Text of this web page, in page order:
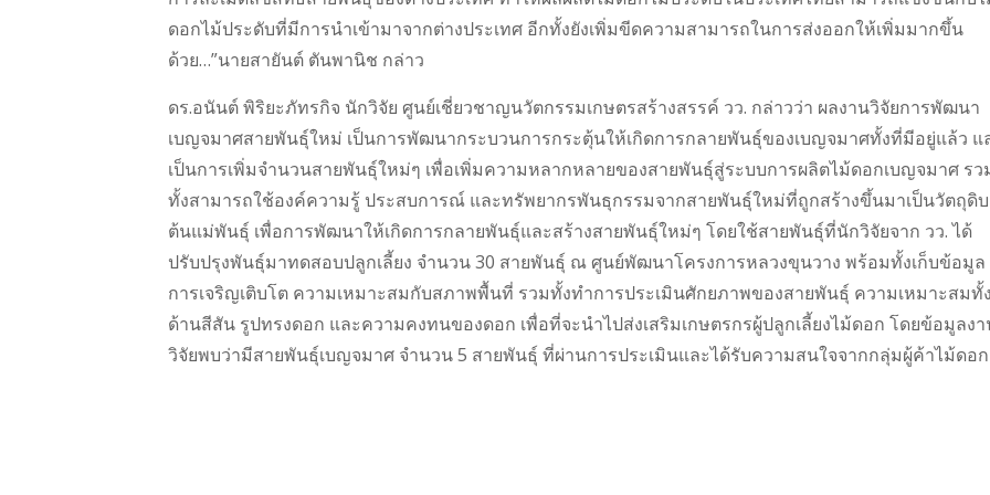
ดอกไม้ประดับที่มีการนำเข้ามาจากต่างประเทศ อีกทั้งยังเพิ่มขีดความสามารถในการส่งออกให้เพิ่มมากขึ้น
ด้วย…”นายสายันต์ ตันพานิช กล่าว
ดร.อนันต์ พิริยะภัทรกิจ นักวิจัย ศูนย์เชี่ยวชาญนวัตกรรมเกษตรสร้างสรรค์ วว. กล่าวว่า ผลงานวิจัยการพัฒนา
เบญจมาศสายพันธุ์ใหม่ เป็นการพัฒนากระบวนการกระตุ้นให้เกิดการกลายพันธุ์ของเบญจมาศทั้งที่มีอยู่แล้ว แ
เป็นการเพิ่มจำนวนสายพันธุ์ใหม่ๆ เพื่อเพิ่มความหลากหลายของสายพันธุ์สู่ระบบการผลิตไม้ดอกเบญจมาศ รว
ทั้งสามารถใช้องค์ความรู้ ประสบการณ์ และทรัพยากรพันธุกรรมจากสายพันธุ์ใหม่ที่ถูกสร้างขึ้นมาเป็นวัตถุดิบ
ต้นแม่พันธุ์ เพื่อการพัฒนาให้เกิดการกลายพันธุ์และสร้างสายพันธุ์ใหม่ๆ โดยใช้สายพันธุ์ที่นักวิจัยจาก วว. ได้
ปรับปรุงพันธุ์มาทดสอบปลูกเลี้ยง จำนวน 30 สายพันธุ์ ณ ศูนย์พัฒนาโครงการหลวงขุนวาง พร้อมทั้งเก็บข้อมูล
การเจริญเติบโต ความเหมาะสมกับสภาพพื้นที่ รวมทั้งทำการประเมินศักยภาพของสายพันธุ์ ความเหมาะสมทั้ง
ด้านสีสัน รูปทรงดอก และความคงทนของดอก เพื่อที่จะนำไปส่งเสริมเกษตรกรผู้ปลูกเลี้ยงไม้ดอก โดยข้อมูลง
วิจัยพบว่ามีสายพันธุ์เบญจมาศ จำนวน 5 สายพันธุ์ ที่ผ่านการประเมินและได้รับความสนใจจากกลุ่มผู้ค้าไม้ดอก